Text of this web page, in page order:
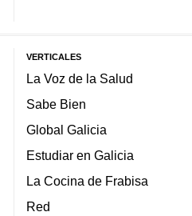
VERTICALES
La Voz de la Salud
Sabe Bien
Global Galicia
Estudiar en Galicia
La Cocina de Frabisa
Red